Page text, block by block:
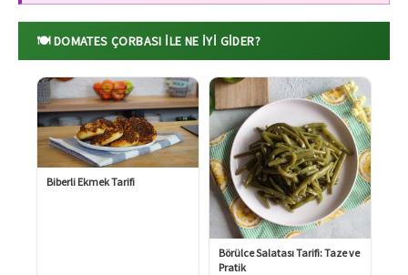
🍽️ DOMATES ÇORBASI ILE NE İYI GIDER?
Biberli Ekmek Tarifi
Börülce Salatası Tarifi: Taze ve
Pratik